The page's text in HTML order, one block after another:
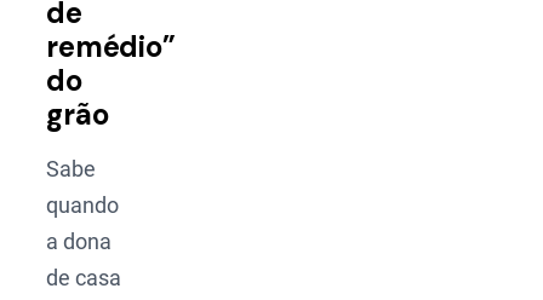
de
remédio”
do
grão
Sabe
quando
a dona
de casa